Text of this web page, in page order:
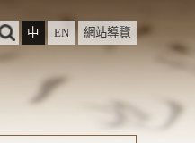
中
EN 網站導覽